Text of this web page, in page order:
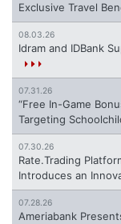
Exclusive Travel
08.03.26
Idram and IDBank
07.31.26
“Free In-Game
Targeting
07.30.26
Rate.Trading
Introduces an
07.28.26
Ameriabank